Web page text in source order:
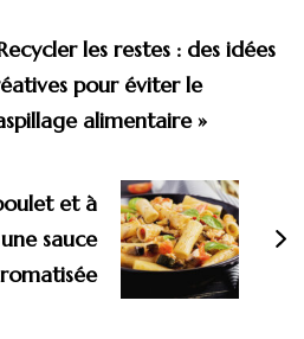
les restes : des idées
pour éviter le
alimentaire »
et à
sauce